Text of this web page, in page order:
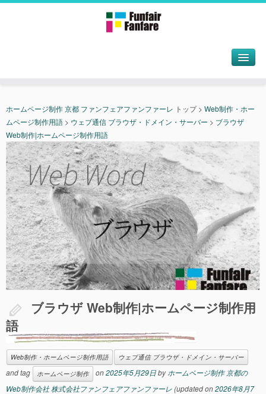
ホームページ制作 京都 ファンフェアファンファーレ トップ> Web制作・ホー
ムページ制作用語 > ウェブ通信 ブラウザ・ドメイン・サーバー > ブラウザ
Web制作|ホームページ制作用語
ブラウザ Web制作|ホームページ制作用
語
Web制作・ホームページ制作用語 ウェブ通信 ブラウザ・ドメイン・サーバー
and tag ホームページ制作 on2025年5月29日byホームページ制作 京都の
Web制作会社 株式会社ファンフェアファンファーレ(updated on2026年8月7